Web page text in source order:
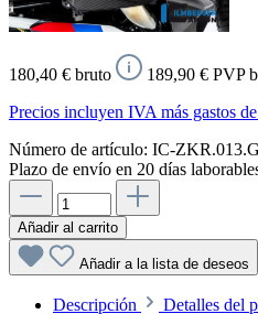
180,40 € bruto
189,90 € PVP
Precios incluyen IVA más gastos
Número de artículo: IC-
Plazo de envío en 20 días
Añadir al carrito
Añadir a la lista de deseos
Descripción Detalles del